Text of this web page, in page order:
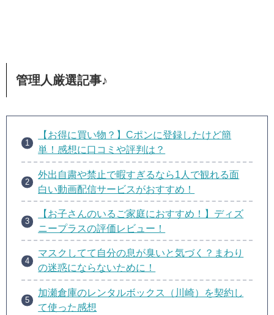
管理人厳選記事♪
【お得に買い物？】Cポンに登録したけど簡
単！感想に口コミや評判は？
外出自粛や禁止で暇すぎるなら1人で観れる面
白い動画配信サービスがおすすめ！
【お子さんのいるご家庭におすすめ！】ディズ
ニープラスの評価レビュー！
マスクしてて自分の息が臭いと気づく？まわり
の迷惑にならないために！
加瀬倉庫のレンタルボックス（川崎）を契約し
て使った感想